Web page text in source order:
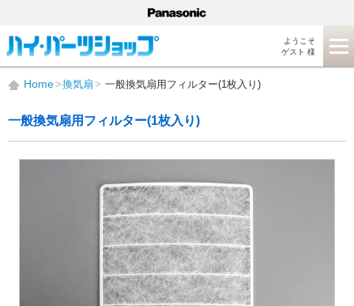
ようこそ
ゲスト 様
Home 換気扇 一般換気扇用フィルター(1枚入り)
一般換気扇用フィルター(1枚入り)